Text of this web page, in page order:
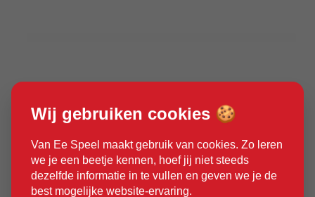
Wij gebruiken cookies 🍪
Van Ee Speel maakt gebruik van cookies. Zo leren
we je een beetje kennen, hoef jij niet steeds
dezelfde informatie in te vullen en geven we je de
best mogelijke website-ervaring.